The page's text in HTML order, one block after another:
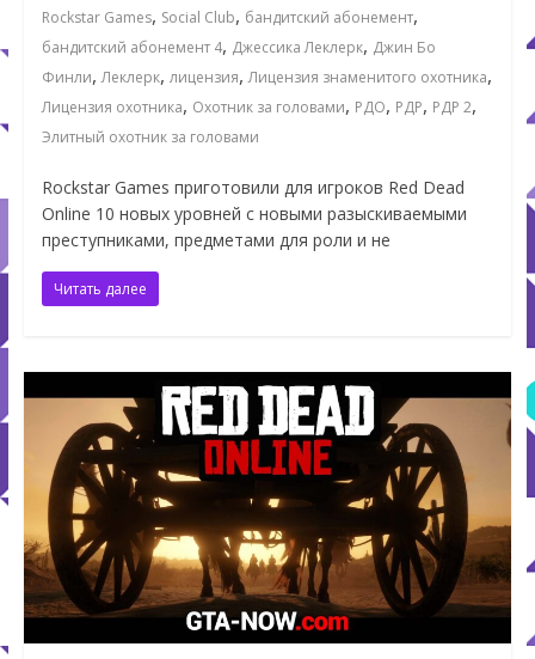
Rockstar Games, Social Club, бандитский абонемент,
бандитский абонемент 4, Джессика Леклерк, Джин Бо
Финли,Леклерк, лицензия,Лицензия знаменитого охотника,
Лицензия охотника, Охотник за головами, РДО, РДР, РДР 2,
Элитный охотник за головами
Rockstar Games приготовили для игроков Red Dead
Online 10 новых уровней с новыми разыскиваемыми
преступниками, предметами для роли и не
Читать далее